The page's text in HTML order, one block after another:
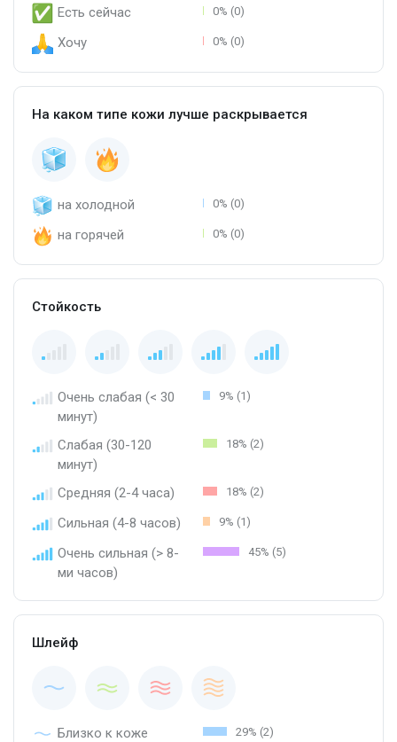
Есть сейчас 0% (0)
Хочу 0% (0)
На каком типе кожи лучше раскрывается
на холодной 0% (0)
на горячей 0% (0)
Стойкость
Очень слабая (< 30
минут)
9% (1)
Слабая (30-120
минут)
18% (2)
Средняя (2-4 часа) 18% (2)
Сильная (4-8 часов) 9% (1)
Очень сильная (> 8-
ми часов)
45% (5)
Шлейф
Близко к коже 29% (2)